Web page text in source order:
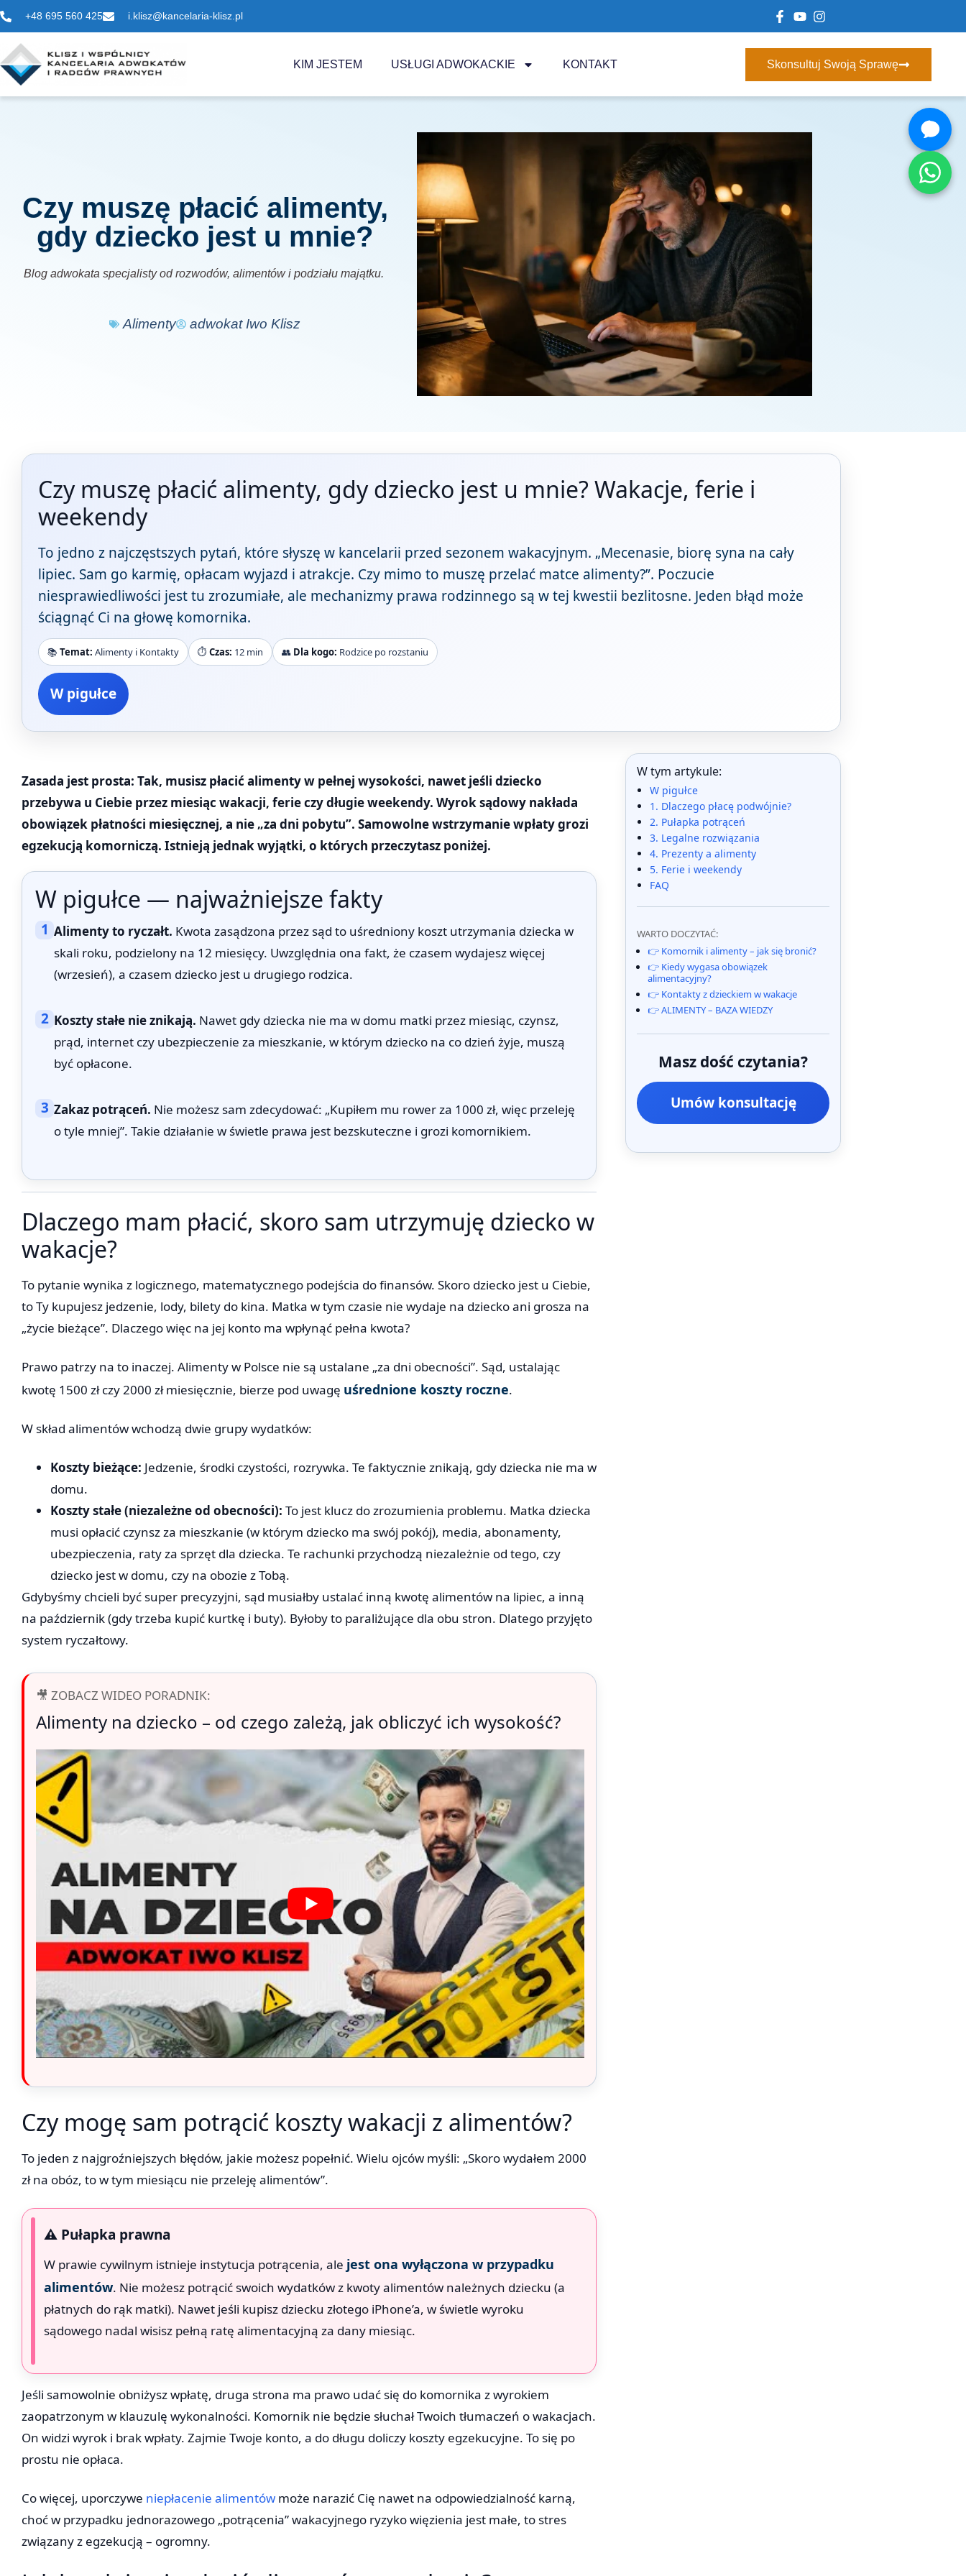
+48 695 560 425 i.klisz@kancelaria-klisz.pl
KIM JESTEM USŁUGI ADWOKACKIE KONTAKT Skonsultuj Swoją Sprawę
Czy muszę płacić alimenty,
gdy dziecko jest u mnie?
Blog adwokata specjalisty od rozwodów, alimentów i podziału majątku.
Alimenty adwokat Iwo Klisz
Czy muszę płacić alimenty, gdy dziecko jest u mnie? Wakacje, ferie i
weekendy
To jedno z najczęstszych pytań, które słyszę w kancelarii przed sezonem wakacyjnym. „Mecenasie, biorę syna na cały
lipiec. Sam go karmię, opłacam wyjazd i atrakcje. Czy mimo to muszę przelać matce alimenty?”. Poczucie
niesprawiedliwości jest tu zrozumiałe, ale mechanizmy prawa rodzinnego są w tej kwestii bezlitosne. Jeden błąd może
ściągnąć Ci na głowę komornika.
📚Temat: Alimenty i Kontakty ⏱️ Czas: 12 min 👥 Dla kogo: Rodzice po rozstaniu
W pigułce
Zasada jest prosta: Tak, musisz płacić alimenty w pełnej wysokości, nawet jeśli dziecko
przebywa u Ciebie przez miesiąc wakacji, ferie czy długie weekendy. Wyrok sądowy nakłada
obowiązek płatności miesięcznej, a nie „za dni pobytu”. Samowolne wstrzymanie wpłaty grozi
egzekucją komorniczą. Istnieją jednak wyjątki, o których przeczytasz poniżej.
W pigułce — najważniejsze fakty
1 Alimenty to ryczałt. Kwota zasądzona przez sąd to uśredniony koszt utrzymania dziecka w
skali roku, podzielony na 12 miesięcy. Uwzględnia ona fakt, że czasem wydajesz więcej
(wrzesień), a czasem dziecko jest u drugiego rodzica.
2 Koszty stałe nie znikają. Nawet gdy dziecka nie ma w domu matki przez miesiąc, czynsz,
prąd, internet czy ubezpieczenie za mieszkanie, w którym dziecko na co dzień żyje, muszą
być opłacone.
3 Zakaz potrąceń. Nie możesz sam zdecydować: „Kupiłem mu rower za 1000 zł, więc przeleję
o tyle mniej”. Takie działanie w świetle prawa jest bezskuteczne i grozi komornikiem.
Dlaczego mam płacić, skoro sam utrzymuję dziecko w
wakacje?
To pytanie wynika z logicznego, matematycznego podejścia do finansów. Skoro dziecko jest u Ciebie,
to Ty kupujesz jedzenie, lody, bilety do kina. Matka w tym czasie nie wydaje na dziecko ani grosza na
„życie bieżące”. Dlaczego więc na jej konto ma wpłynąć pełna kwota?
Prawo patrzy na to inaczej. Alimenty w Polsce nie są ustalane „za dni obecności”. Sąd, ustalając
kwotę 1500 zł czy 2000 zł miesięcznie, bierze pod uwagę uśrednione koszty roczne.
W skład alimentów wchodzą dwie grupy wydatków:
Koszty bieżące: Jedzenie, środki czystości, rozrywka. Te faktycznie znikają, gdy dziecka nie ma w
domu.
Koszty stałe (niezależne od obecności): To jest klucz do zrozumienia problemu. Matka dziecka
musi opłacić czynsz za mieszkanie (w którym dziecko ma swój pokój), media, abonamenty,
ubezpieczenia, raty za sprzęt dla dziecka. Te rachunki przychodzą niezależnie od tego, czy
dziecko jest w domu, czy na obozie z Tobą.
Gdybyśmy chcieli być super precyzyjni, sąd musiałby ustalać inną kwotę alimentów na lipiec, a inną
na październik (gdy trzeba kupić kurtkę i buty). Byłoby to paraliżujące dla obu stron. Dlatego przyjęto
system ryczałtowy.
🎥 ZOBACZ WIDEO PORADNIK:
Alimenty na dziecko – od czego zależą, jak obliczyć ich wysokość?
Czy mogę sam potrącić koszty wakacji z alimentów?
To jeden z najgroźniejszych błędów, jakie możesz popełnić. Wielu ojców myśli: „Skoro wydałem 2000
zł na obóz, to w tym miesiącu nie przeleję alimentów”.
⚠️ Pułapka prawna
W prawie cywilnym istnieje instytucja potrącenia, ale jest ona wyłączona w przypadku
alimentów. Nie możesz potrącić swoich wydatków z kwoty alimentów należnych dziecku (a
płatnych do rąk matki). Nawet jeśli kupisz dziecku złotego iPhone’a, w świetle wyroku
sądowego nadal wisisz pełną ratę alimentacyjną za dany miesiąc.
Jeśli samowolnie obniżysz wpłatę, druga strona ma prawo udać się do komornika z wyrokiem
zaopatrzonym w klauzulę wykonalności. Komornik nie będzie słuchał Twoich tłumaczeń o wakacjach.
On widzi wyrok i brak wpłaty. Zajmie Twoje konto, a do długu doliczy koszty egzekucyjne. To się po
prostu nie opłaca.
Co więcej, uporczywe niepłacenie alimentów może narazić Cię nawet na odpowiedzialność karną,
choć w przypadku jednorazowego „potrącenia” wakacyjnego ryzyko więzienia jest małe, to stres
związany z egzekucją – ogromny.
W tym artykule:
W pigułce
1. Dlaczego płacę podwójnie?
2. Pułapka potrąceń
3. Legalne rozwiązania
4. Prezenty a alimenty
5. Ferie i weekendy
FAQ
WARTO DOCZYTAĆ:
👉 Komornik i alimenty – jak się bronić?
👉 Kiedy wygasa obowiązek
alimentacyjny?
👉 Kontakty z dzieckiem w wakacje
👉 ALIMENTY – BAZA WIEDZY
Masz dość czytania?
Umów konsultację